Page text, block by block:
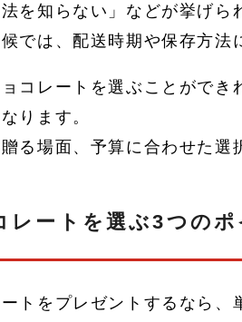
を知らない」などが挙げら
では、配送時期や保存方
コレートを選ぶことができ
ります。
る場面、予算に合わせた
レートを選ぶ3つのポ
トをプレゼントするなら